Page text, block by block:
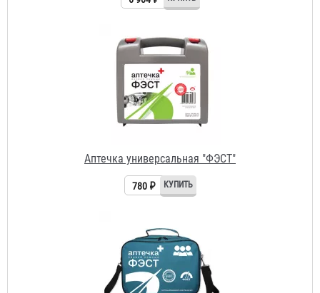
Аптечка универсальная "ФЭСТ"
780 ₽
Аптечка противоожоговая "ФЭСТ"
4 084 ₽